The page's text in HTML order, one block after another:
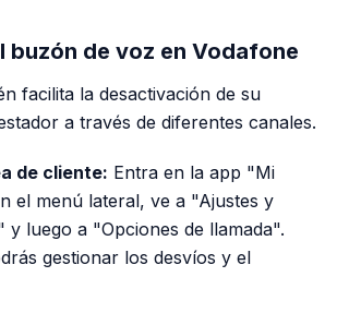
buzón de voz en Vodafone
facilita la desactivación de su
a través de diferentes canales.
de cliente: Entra en la app "Mi
el menú lateral, ve a "Ajustes y
y luego a "Opciones de llamada".
gestionar los desvíos y el